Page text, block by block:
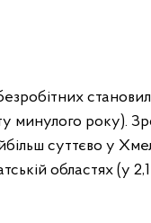
року).
суттєво у
областях (у